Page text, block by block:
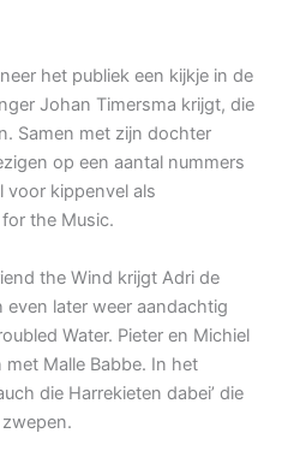
het publiek een kijkje in de
Johan Timersma krijgt, die
Samen met zijn dochter
op een aantal nummers
voor kippenvel als
the Music.
the Wind krijgt Adri de
later weer aandachtig
Water. Pieter en Michiel
Malle Babbe. In het
die Harrekieten dabei’ die